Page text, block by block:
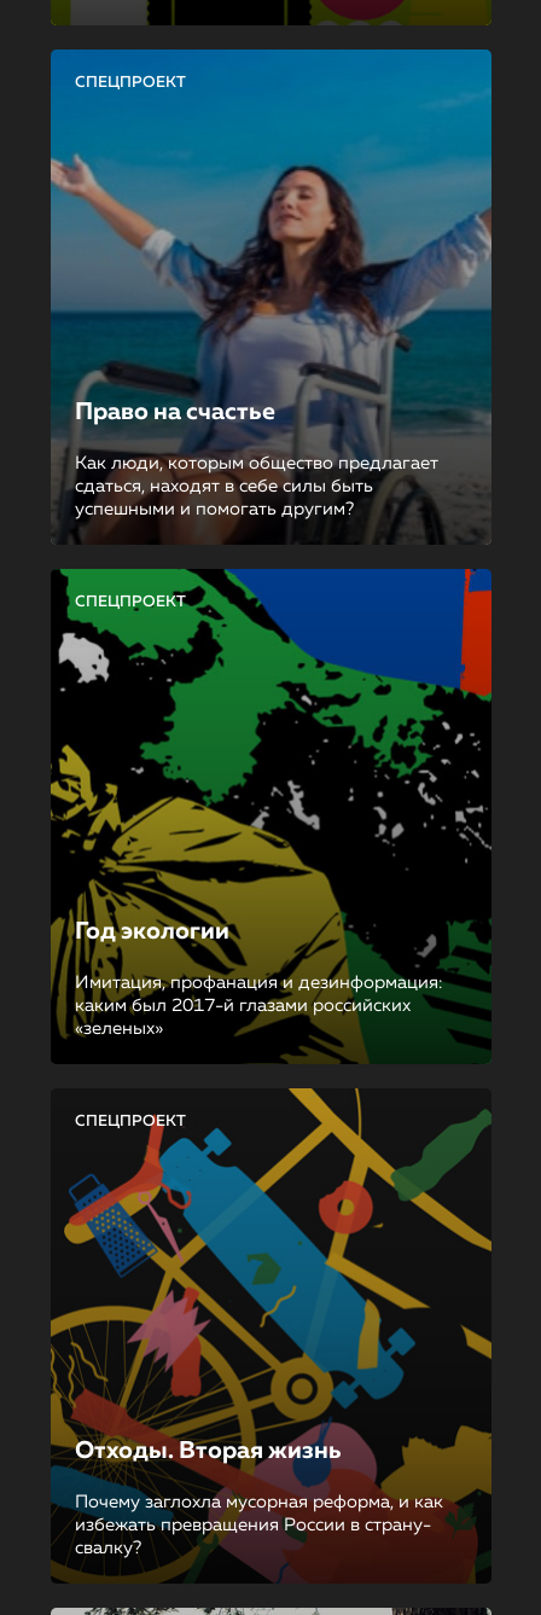
СПЕЦПРОЕКТ
Право на счастье
Как люди, которым общество предлагает
сдаться, находят в себе силы быть
успешными и помогать другим?
СПЕЦПРОЕКТ
Год экологии
Имитация, профанация и дезинформация:
каким был 2017-й глазами российских
«зеленых»
СПЕЦПРОЕКТ
Отходы. Вторая жизнь
Почему заглохла мусорная реформа, и как
избежать превращения России в страну-
свалку?